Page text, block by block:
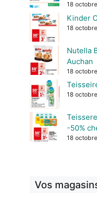
18
Kinder
18
Nutella
Auchan
18
18
-50%
18
Vos